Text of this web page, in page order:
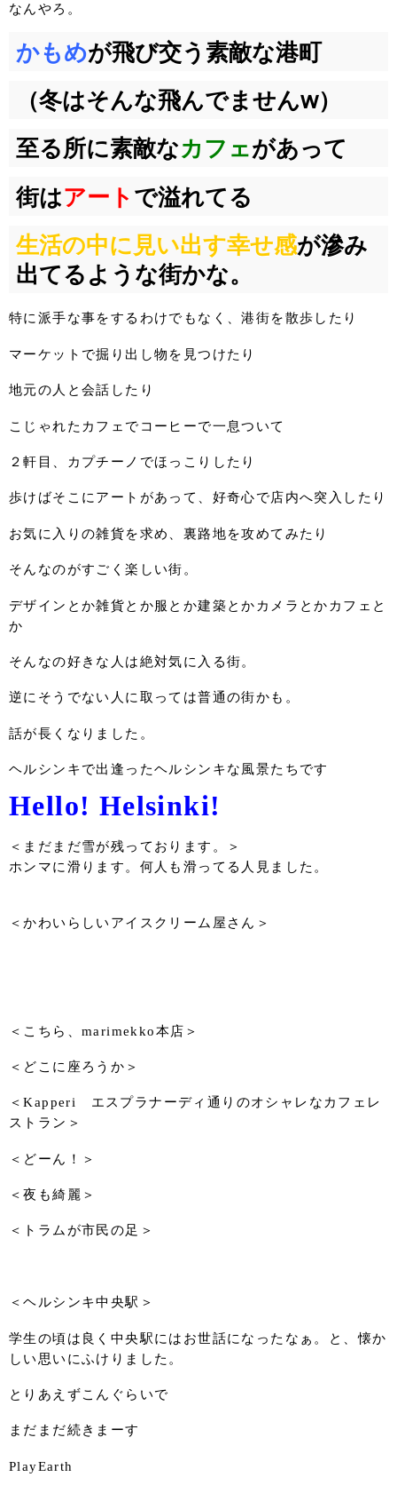
なんやろ。
かもめが飛び交う素敵な港町
（冬はそんな飛んでませんw）
至る所に素敵なカフェがあって
街はアートで溢れてる
生活の中に見い出す幸せ感が滲み
出てるような街かな。
特に派手な事をするわけでもなく、港街を散歩したり
マーケットで掘り出し物を見つけたり
地元の人と会話したり
こじゃれたカフェでコーヒーで一息ついて
２軒目、カプチーノでほっこりしたり
歩けばそこにアートがあって、好奇心で店内へ突入したり
お気に入りの雑貨を求め、裏路地を攻めてみたり
そんなのがすごく楽しい街。
デザインとか雑貨とか服とか建築とかカメラとかカフェと
か
そんなの好きな人は絶対気に入る街。
逆にそうでない人に取っては普通の街かも。
話が長くなりました。
ヘルシンキで出逢ったヘルシンキな風景たちです
Hello! Helsinki!
＜まだまだ雪が残っております。＞
ホンマに滑ります。何人も滑ってる人見ました。
＜かわいらしいアイスクリーム屋さん＞
＜こちら、marimekko本店＞
＜どこに座ろうか＞
＜Kapperi エスプラナーディ通りのオシャレなカフェレ
ストラン＞
＜どーん！＞
＜夜も綺麗＞
＜トラムが市民の足＞
＜ヘルシンキ中央駅＞
学生の頃は良く中央駅にはお世話になったなぁ。と、懐か
しい思いにふけりました。
とりあえずこんぐらいで
まだまだ続きまーす
PlayEarth